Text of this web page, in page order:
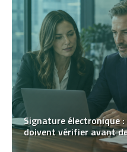
Signature électronique
doivent vérifier avant